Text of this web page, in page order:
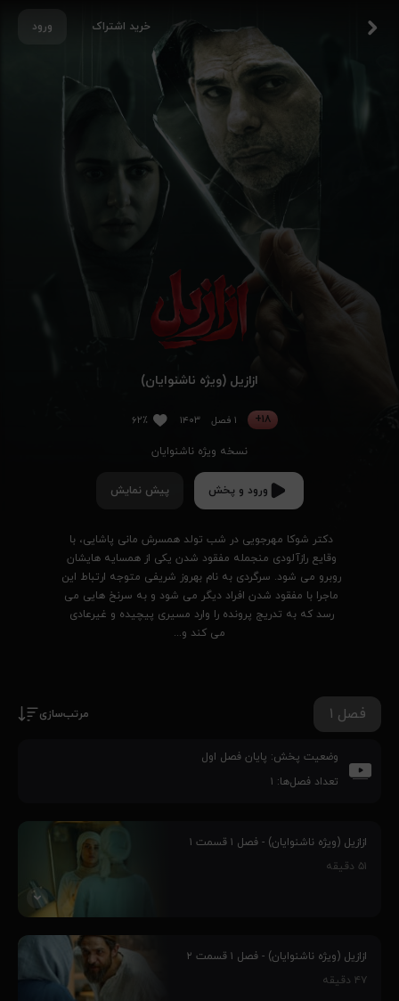
ورود خرید اشتراک
ازازیل (ویژه ناشنوایان)
۱۸+ ۱ فصل ۱۴۰۳ ۶۲٪
نسخه ویژه ناشنوایان
ورود و پخش پیش نمایش
می‌ کند و...
فصل ۱ مرتب‌سازی
وضعیت پخش: پایان فصل اول
تعداد فصل‌ها: ۱
ازازیل (ویژه ناشنوایان) - فصل ۱ قسمت ۱
۵۱ دقیقه
دکتر شوکا مهرجویی در شب تولد همسرش مانی پاشایی، با وقایع رازآلودی
منجمله مفقود شدن یکی از همسایه‌‌‌هایشان روبرو می‌ شود. از سوی دیگر،
سرگرد بهروز شریفی ماجرای یک قتل مشکوک را بررسی می‌کند و...
ازازیل (ویژه ناشنوایان) - فصل ۱ قسمت ۲
۴۷ دقیقه